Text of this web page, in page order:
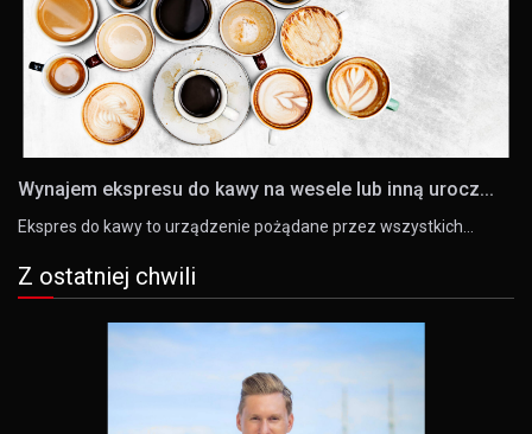
Wynajem ekspresu do kawy na wesele lub inną urocz...
Ekspres do kawy to urządzenie pożądane przez wszystkich…
Z ostatniej chwili